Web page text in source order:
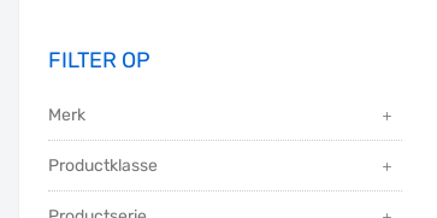
FILTER OP
Merk
Productklasse